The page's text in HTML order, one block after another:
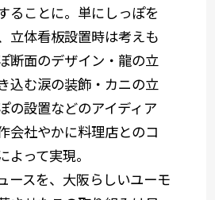
ることに。単にしっぽを
立体看板設置時は考えも
断面のデザイン・龍の立
込む涙の装飾・カニの立
の設置などのアイディア
会社やかに料理店とのコ
よって実現。
ースを、大阪らしいユーモ